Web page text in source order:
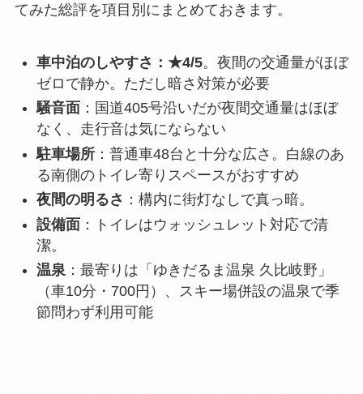
てみた総評を項目別にまとめておきます。
車中泊のしやすさ：★4/5。夜間の交通量がほぼ
ゼロで静か。ただし暗さ対策が必要
騒音面 ：国道405号沿いだが夜間交通量はほぼ
なく、走行音は気にならない
駐車場所：普通車48台と十分な広さ。白線のあ
る南側のトイレ寄りスペースがおすすめ
夜間の明るさ ：構内に街灯なしで真っ暗。
設備面：トイレはウォッシュレット対応で清
潔。
温泉：最寄りは「ゆきだるま温泉 久比岐野」
（車10分・700円）、スキー場併設の温泉で季
節問わず利用可能